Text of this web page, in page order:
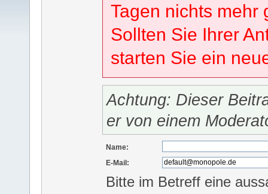
Tagen nichts mehr
Sollten Sie Ihrer
starten Sie ein
Achtung: Dieser
er von einem
Name:
E-Mail:
Bitte im Betreff eine